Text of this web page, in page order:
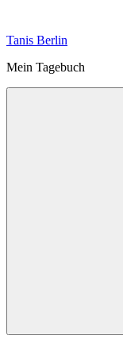
springen
Tanis Berlin
Mein Tagebuch